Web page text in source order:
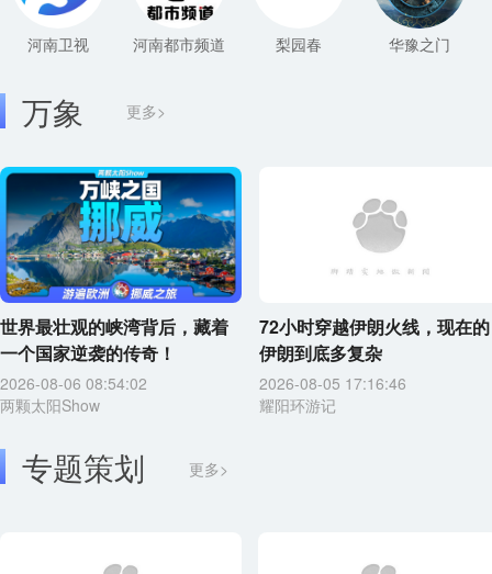
河南卫视 河南都市频道 梨园春 华豫之门
更多>
万象
世界最壮观的峡湾背后，藏着
一个国家逆袭的传奇！
2026-08-06 08:54:02
两颗太阳Show
72小时穿越伊朗火线，现在的
伊朗到底多复杂
2026-08-05 17:16:46
耀阳环游记
专题策划 更多>